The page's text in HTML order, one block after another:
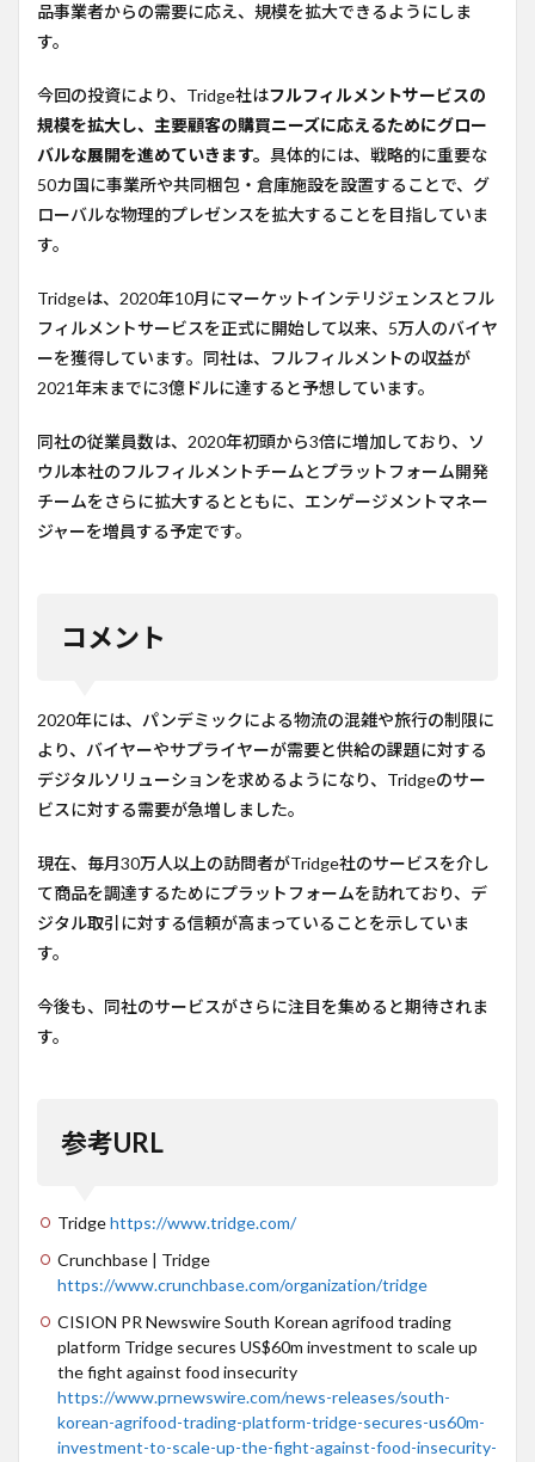
品事業者からの需要に応え、規模を拡大できるようにしま
す。
今回の投資により、Tridge社はフルフィルメントサービスの
規模を拡大し、主要顧客の購買ニーズに応えるためにグロー
バルな展開を進めていきます。 具体的には、戦略的に重要な
50カ国に事業所や共同梱包・倉庫施設を設置することで、グ
ローバルな物理的プレゼンスを拡大することを目指していま
す。
Tridgeは、2020年10月にマーケットインテリジェンスとフル
フィルメントサービスを正式に開始して以来、5万人のバイヤ
ーを獲得しています。同社は、フルフィルメントの収益が
2021年末までに3億ドルに達すると予想しています。
同社の従業員数は、2020年初頭から3倍に増加しており、ソ
ウル本社のフルフィルメントチームとプラットフォーム開発
チームをさらに拡大するとともに、エンゲージメントマネー
ジャーを増員する予定です。
コメント
2020年には、パンデミックによる物流の混雑や旅行の制限に
より、バイヤーやサプライヤーが需要と供給の課題に対する
デジタルソリューションを求めるようになり、Tridgeのサー
ビスに対する需要が急増しました。
現在、毎月30万人以上の訪問者がTridge社のサービスを介し
て商品を調達するためにプラットフォームを訪れており、デ
ジタル取引に対する信頼が高まっていることを示していま
す。
今後も、同社のサービスがさらに注目を集めると期待されま
す。
参考URL
Tridgehttps://www.tridge.com/
Crunchbase | Tridge
https://www.crunchbase.com/organization/tridge
CISION PR Newswire South Korean agrifood trading
platform Tridge secures US$60m investment to scale up
the fight against food insecurity
https://www.prnewswire.com/news-releases/south-
korean-agrifood-trading-platform-tridge-secures-us60m-
investment-to-scale-up-the-fight-against-food-insecurity-